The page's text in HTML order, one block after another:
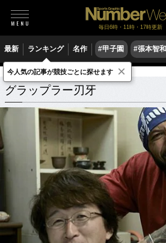
毎日6時・11時・17時更新
最新 ランキング 名作 #甲子園 #張本智和
グラップラー刃牙 関連記事
グラップラー刃牙
今人気の記事が競技ごとに探せます ×